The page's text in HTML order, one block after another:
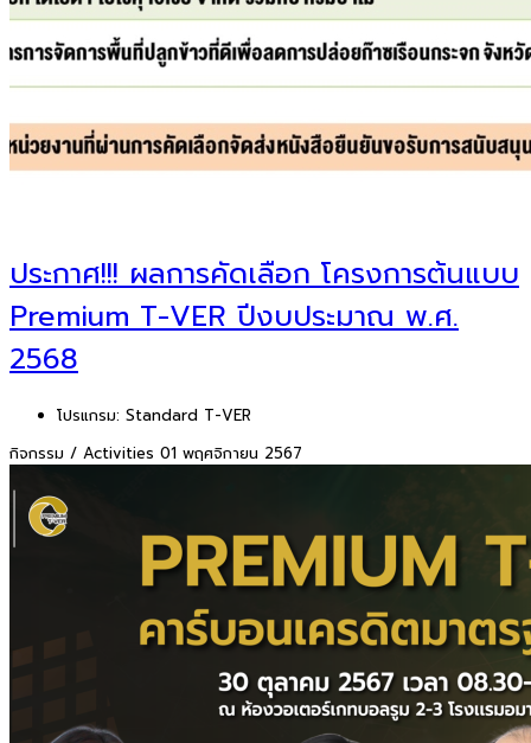
ประกาศ!!! ผลการคัดเลือก โครงการต้นแบบ
Premium T-VER ปีงบประมาณ พ.ศ.
2568
โปรแกรม: Standard T-VER
กิจกรรม / Activities 01 พฤศจิกายน 2567